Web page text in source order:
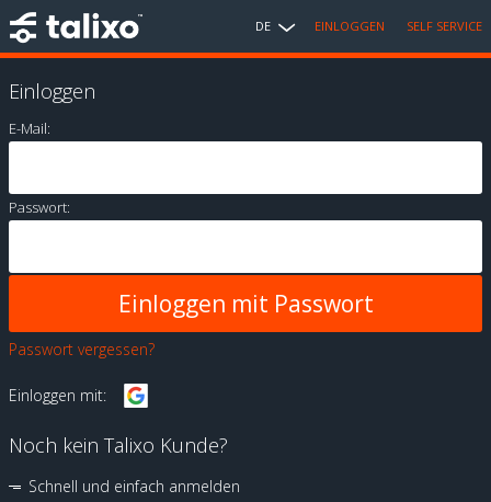
DE EINLOGGEN SELF SERVICE
Einloggen
E-Mail:
Passwort:
Passwort vergessen?
Einloggen mit:
Noch kein Talixo Kunde?
Schnell und einfach anmelden